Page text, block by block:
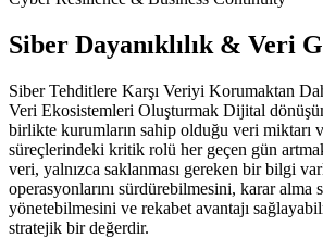
Siber Dayanıklılık & Veri
Siber Tehditlere Karşı Veriyi Korumaktan
Veri Ekosistemleri Oluşturmak Dijital
birlikte kurumların sahip olduğu veri miktarı
süreçlerindeki kritik rolü her geçen gün
veri, yalnızca saklanması gereken bir bilgi
operasyonlarını sürdürebilmesini, karar alma
yönetebilmesini ve rekabet avantajı
stratejik bir değerdir.